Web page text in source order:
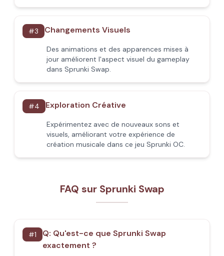
#3 Changements Visuels
Des animations et des apparences mises à
jour améliorent l'aspect visuel du gameplay
dans Sprunki Swap.
#4 Exploration Créative
Expérimentez avec de nouveaux sons et
visuels, améliorant votre expérience de
création musicale dans ce jeu Sprunki OC.
FAQ sur Sprunki Swap
#1 Q: Qu'est-ce que Sprunki Swap
exactement ?